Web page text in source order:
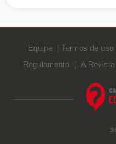
Equipe Termos de uso
Regulamento
A